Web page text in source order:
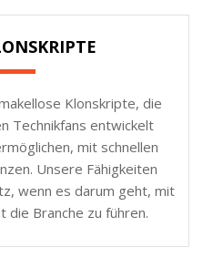
Klonskripte, die
Technikfans entwickelt
mit schnellen
Unsere Fähigkeiten
wenn es darum geht, mit
die Branche zu führen.